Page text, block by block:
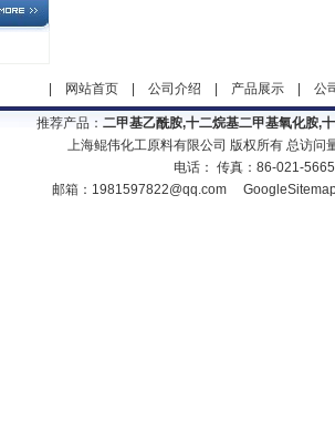
网站首页| 公司介绍 产品展示| 公
推荐产品： 二甲基乙酰胺,十二烷基二甲基氧化胺,
上海鲲伟化工原料有限公司 版权所有 总访问
电话： 传真：86-021-
邮箱： 1981597822@qq.com